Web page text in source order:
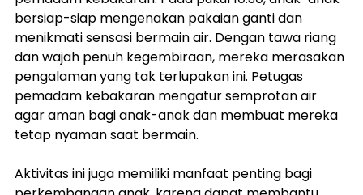
bersiap-siap mengenakan pakaian ganti dan
menikmati sensasi bermain air. Dengan tawa riang
dan wajah penuh kegembiraan, mereka merasakan
pengalaman yang tak terlupakan ini. Petugas
pemadam kebakaran mengatur semprotan air
agar aman bagi anak-anak dan membuat mereka
tetap nyaman saat bermain.
Aktivitas ini juga memiliki manfaat penting bagi